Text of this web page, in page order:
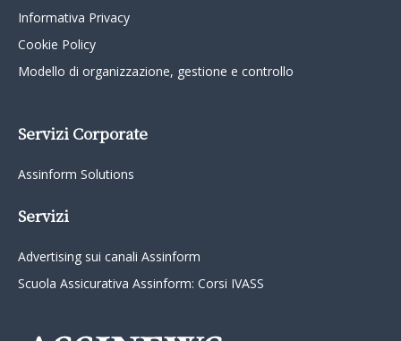
Informativa Privacy
Cookie Policy
Modello di organizzazione, gestione e controllo
Servizi Corporate
Assinform Solutions
Servizi
Advertising sui canali Assinform
Scuola Assicurativa Assinform: Corsi IVASS